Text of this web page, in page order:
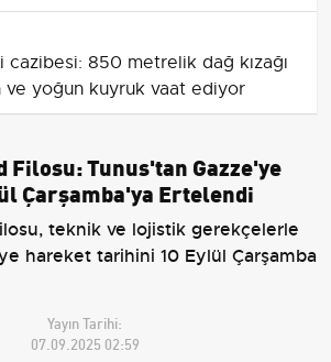
cazibesi: 850 metrelik dağ kızağı
ve yoğun kuyruk vaat ediyor
Filosu: Tunus'tan Gazze'ye
Çarşamba'ya Ertelendi
teknik ve lojistik gerekçelerle
hareket tarihini 10 Eylül Çarşamba
Yayın Tarihi:
07.09.2025 02:59